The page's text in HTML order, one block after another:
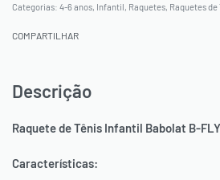
Categorias: 4-6 anos Infantil Raquetes Raquetes de
COMPARTILHAR
Descrição
Raquete de Tênis Infantil Babolat B-
Características: